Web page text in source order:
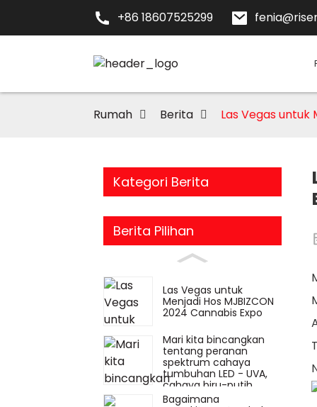
+86 18607525299
Rumah Berita Las Vegas untuk
Kategori Berita
Berita Pilihan
Las Vegas untuk
Menjadi Hos MJBIZCON
2024 Cannabis Expo
Mari kita bincangkan
tentang peranan
spektrum cahaya
tumbuhan LED - UVA,
cahaya biru-putih,
cahaya merah-putih
Bagaimana